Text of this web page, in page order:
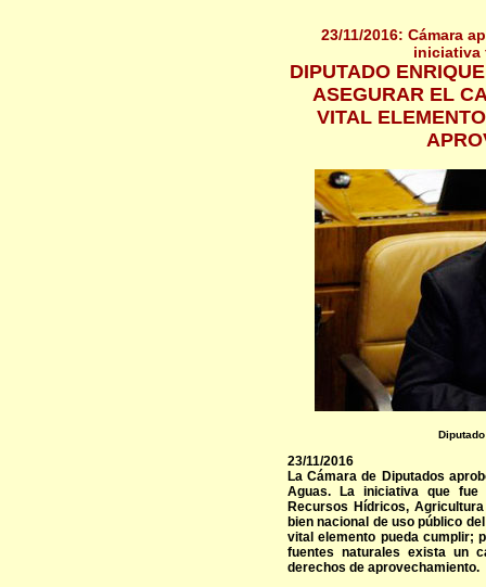
23/11/2016: Cámara
iniciativa
DIPUTADO
ASEGURAR EL
VITAL
23/11/2016
La Cámara de Diputados
Aguas. La iniciativa que fue
Recursos Hídricos,
bien nacional de uso público
vital elemento pueda cumplir;
fuentes naturales exista un
derechos de aprovechamiento.